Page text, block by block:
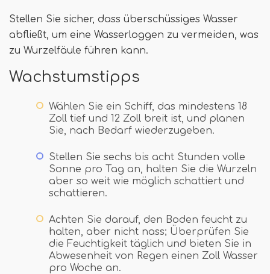
Stellen Sie sicher, dass überschüssiges Wasser
abfließt, um eine Wasserloggen zu vermeiden, was
zu Wurzelfäule führen kann.
Wachstumstipps
Wählen Sie ein Schiff, das mindestens 18
Zoll tief und 12 Zoll breit ist, und planen
Sie, nach Bedarf wiederzugeben.
Stellen Sie sechs bis acht Stunden volle
Sonne pro Tag an, halten Sie die Wurzeln
aber so weit wie möglich schattiert und
schattieren.
Achten Sie darauf, den Boden feucht zu
halten, aber nicht nass; Überprüfen Sie
die Feuchtigkeit täglich und bieten Sie in
Abwesenheit von Regen einen Zoll Wasser
pro Woche an.